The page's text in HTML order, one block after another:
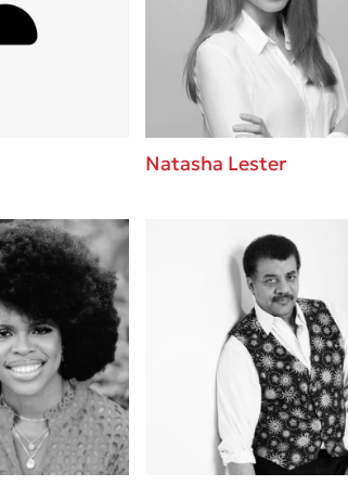
3 βιβλία που μπορείς να διαβάσεις σε
Εύκολη συνταγή για chicken BBQ pizza
από τον Άκη Πετρετζίκη!
Διακοπές με τα παιδιά: Η ανάγκη μας για
παύση σε μετωπική σύγκρουση με τη
Πάνω, κάτω, μπροστά, πίσω; Κάνε το
τεστ και ανακάλυψε την τάση σου!
Natasha Lester